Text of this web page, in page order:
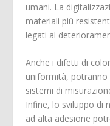
umani. La
materiali più
legati al
Anche i difetti di
uniformità, potranno
sistemi di
Infine, lo sviluppo di
ad alta adesione